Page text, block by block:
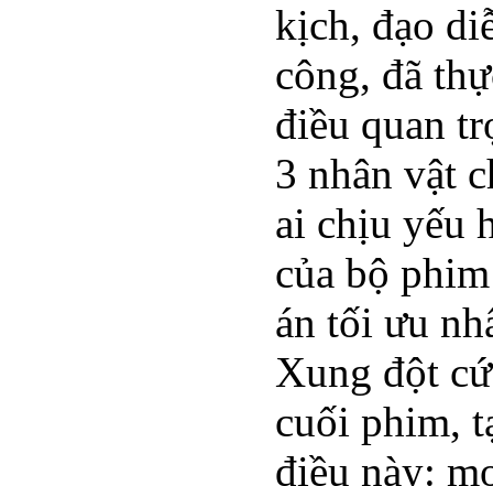
kịch, đạo
công, đã
điều quan
3 nhân vật
ai chịu yếu
của bộ
án tối ưu
Xung đột
cuối phim,
điều này: